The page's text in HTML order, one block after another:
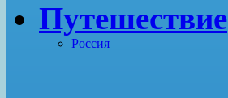
Путешествие
Россия